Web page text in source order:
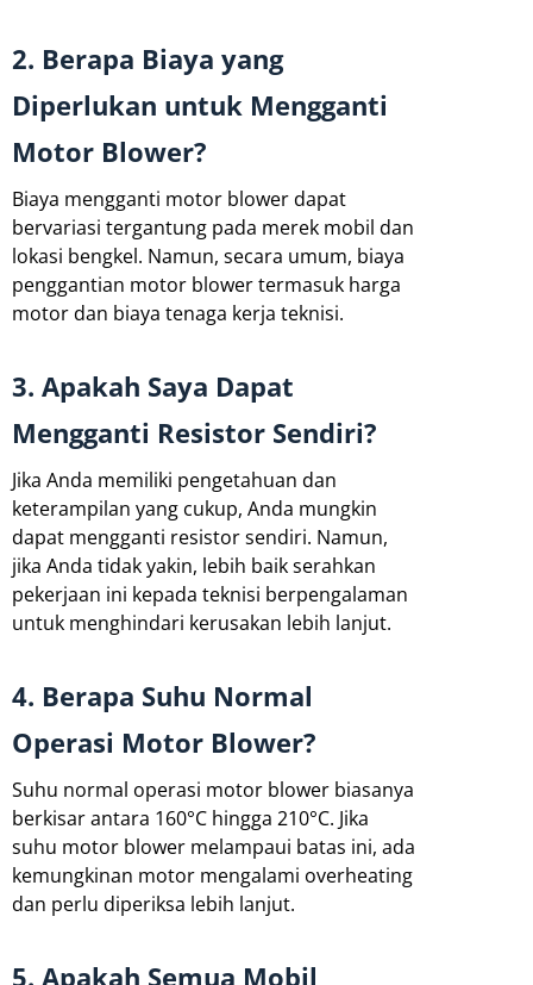
2. Berapa Biaya yang
Diperlukan untuk Mengganti
Motor Blower?
Biaya mengganti motor blower dapat
bervariasi tergantung pada merek mobil dan
lokasi bengkel. Namun, secara umum, biaya
penggantian motor blower termasuk harga
motor dan biaya tenaga kerja teknisi.
3. Apakah Saya Dapat
Mengganti Resistor Sendiri?
Jika Anda memiliki pengetahuan dan
keterampilan yang cukup, Anda mungkin
dapat mengganti resistor sendiri. Namun,
jika Anda tidak yakin, lebih baik serahkan
pekerjaan ini kepada teknisi berpengalaman
untuk menghindari kerusakan lebih lanjut.
4. Berapa Suhu Normal
Operasi Motor Blower?
Suhu normal operasi motor blower biasanya
berkisar antara 160°C hingga 210°C. Jika
suhu motor blower melampaui batas ini, ada
kemungkinan motor mengalami overheating
dan perlu diperiksa lebih lanjut.
5. Apakah Semua Mobil